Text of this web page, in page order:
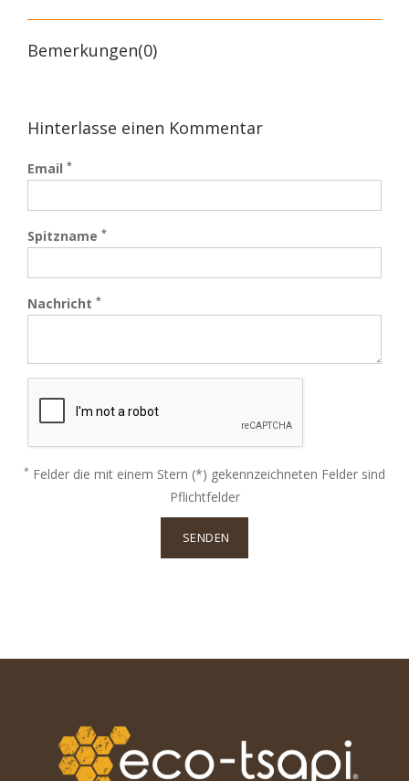
Bemerkungen(0)
Hinterlasse einen Kommentar
Email *
Spitzname *
Nachricht *
* Felder die mit einem Stern (*) gekennzeichneten Felder sind
Pflichtfelder